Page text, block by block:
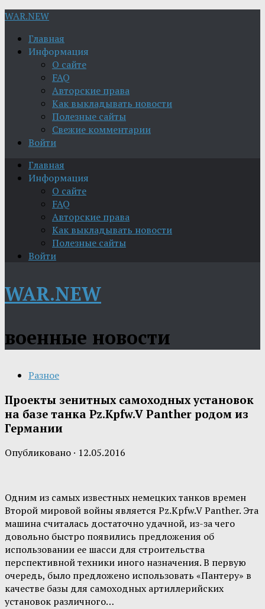
WAR.NEW
Главная
Информация
О сайте
FAQ
Авторские права
Как выкладывать новости
Полезные сайты
Свежие комментарии
Войти
Главная
Информация
О сайте
FAQ
Авторские права
Как выкладывать новости
Полезные сайты
Войти
WAR.NEW
военные новости
Разное
Проекты зенитных самоходных установок
на базе танка Pz.Kpfw.V Panther родом из
Германии
Опубликовано · 12.05.2016
Одним из самых известных немецких танков времен
Второй мировой войны является Pz.Kpfw.V Panther. Эта
машина считалась достаточно удачной, из-за чего
довольно быстро появились предложения об
использовании ее шасси для строительства
перспективной техники иного назначения. В первую
очередь, было предложено использовать «Пантеру» в
качестве базы для самоходных артиллерийских
установок различного…